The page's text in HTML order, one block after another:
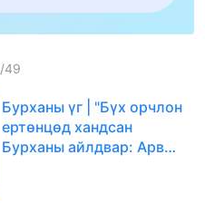
/49
Бурханы үг | "Бүх орчлон
ертөнцөд хандсан
Бурханы айлдвар: Арван